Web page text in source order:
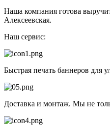
Наша компания готова
Алексеевская.
Наш сервис:
Быстрая печать баннеров
Доставка и монтаж. Мы не